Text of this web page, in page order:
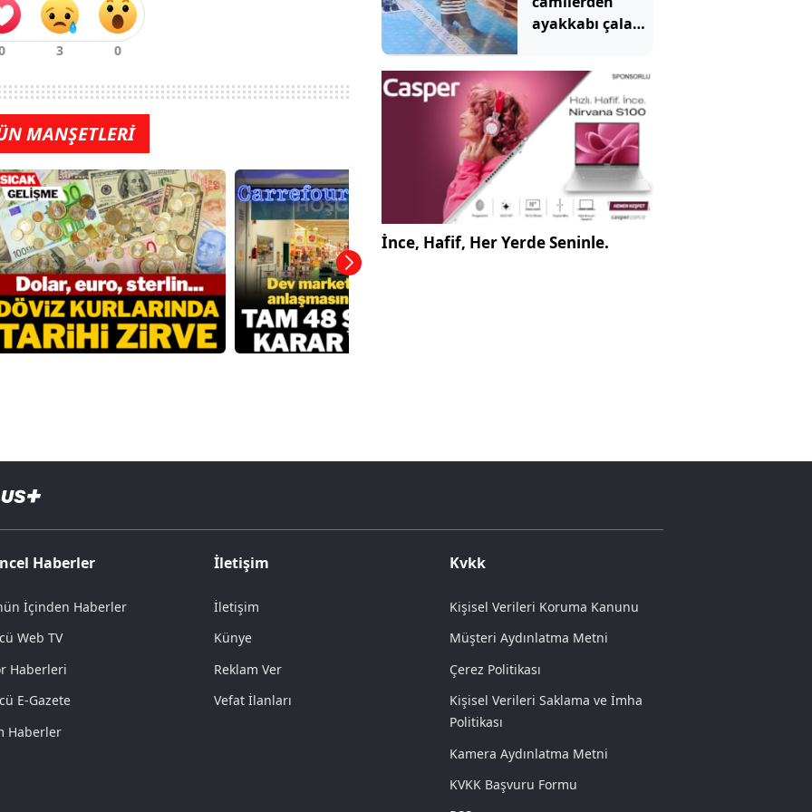
MANŞETLERİ
ayakkabı çalan
kamerada
İnce, Hafif, Her Yerde Seninle.
Haberler
İçinden Haberler
Web TV
Haberleri
E-Gazete
Haberler
İletişim
İletişim
Künye
Reklam Ver
Vefat İlanları
Kvkk
Kişisel Verileri Koruma Kanunu
Müşteri Aydınlatma Metni
Çerez Politikası
Kişisel Verileri Saklama ve İmha
Politikası
Kamera Aydınlatma Metni
KVKK Başvuru Formu